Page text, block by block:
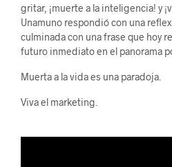
gritar, ¡muerte a la inteligencia! y
Unamuno respondió con una
culminada con una frase que hoy
futuro inmediato en el panorama
Muerta a la vida es una paradoja.
Viva el marketing.